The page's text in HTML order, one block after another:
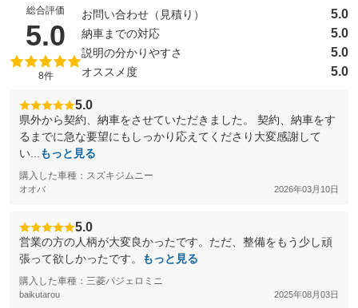
総合評価
5.0 （5点満点中）
8件
お問い合わせ（見積り） 5.0
納車までの対応 5.0
説明の分かりやすさ 5.0
オススメ度 5.0
5.0
県外から契約、納車をさせていただきました。 契約、納車をす
るまでに急な要望にもしっかり応えてくださり大変感謝して
い...
もっと見る
購入した車種：スズキジムニー
オオバ 2026年03月10日
5.0
営業の方の人柄が大変良かったです。ただ、整備をもう少し頑
張って欲しかったです。
もっと見る
購入した車種：三菱パジェロミニ
baikutarou 2025年08月03日